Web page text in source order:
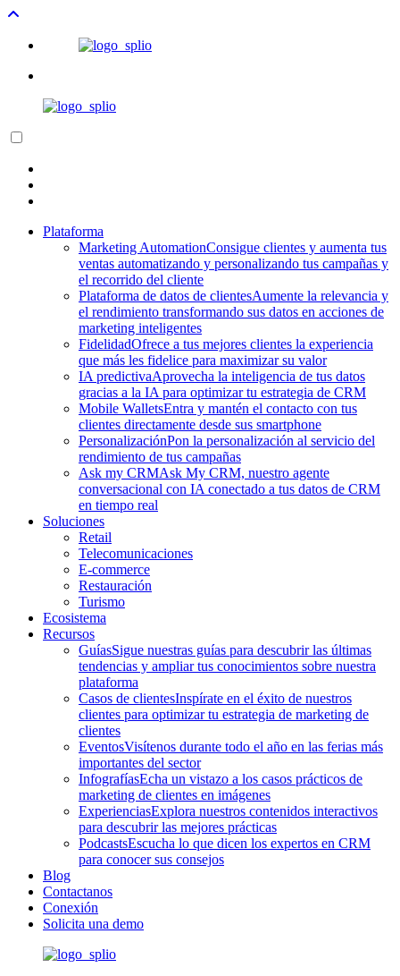
Plataforma
Marketing AutomationConsigue clientes y aumenta tus
ventas automatizando y personalizando tus campañas y
el recorrido del cliente
Plataforma de datos de clientesAumente la relevancia y
el rendimiento transformando sus datos en acciones de
marketing inteligentes
FidelidadOfrece a tus mejores clientes la experiencia
que más les fidelice para maximizar su valor
IA predictivaAprovecha la inteligencia de tus datos
gracias a la IA para optimizar tu estrategia de CRM
Mobile WalletsEntra y mantén el contacto con tus
clientes directamente desde sus smartphone
PersonalizaciónPon la personalización al servicio del
rendimiento de tus campañas
Ask my CRMAsk My CRM, nuestro agente
conversacional con IA conectado a tus datos de CRM
en tiempo real
Soluciones
Retail
Telecomunicaciones
E-commerce
Restauración
Turismo
Ecosistema
Recursos
GuíasSigue nuestras guías para descubrir las últimas
tendencias y ampliar tus conocimientos sobre nuestra
plataforma
Casos de clientesInspírate en el éxito de nuestros
clientes para optimizar tu estrategia de marketing de
clientes
EventosVisítenos durante todo el año en las ferias más
importantes del sector
InfografíasEcha un vistazo a los casos prácticos de
marketing de clientes en imágenes
ExperienciasExplora nuestros contenidos interactivos
para descubrir las mejores prácticas
PodcastsEscucha lo que dicen los expertos en CRM
para conocer sus consejos
Blog
Contactanos
Conexión
Solicita una demo